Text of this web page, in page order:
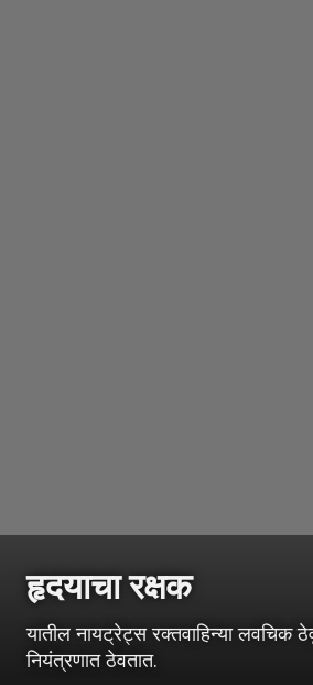
हृदयाचा रक्षक
यातील नायट्रेट्स रक्तवाहिन्या लवचिक
नियंत्रणात ठेवतात.